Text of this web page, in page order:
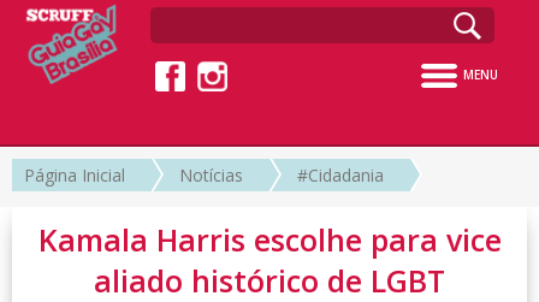
MENU
Página Inicial Notícias #Cidadania
Kamala Harris escolhe para vice
aliado histórico de LGBT